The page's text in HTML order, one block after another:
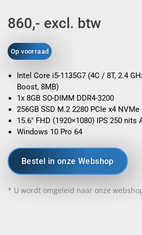
860,- excl. btw
Op voorraad
Intel Core i5-1135G7 (4C / 8T, 2.4
Boost, 8MB)
1x 8GB SO-DIMM DDR4-3200
256GB SSD M.2 2280 PCIe x4 NVMe
15.6″ FHD (1920×1080) IPS 250 nits
Windows 10 Pro 64
Bestel in onze Webshop
* U wordt omgeleid naar onze